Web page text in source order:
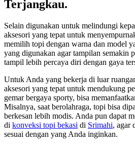
Terjangkau.
Selain digunakan untuk melindungi
aksesori yang tepat untuk
memilih topi dengan warna dan model
yang digunakan agar tampilan semakin
tampil lebih percaya diri dengan gaya
Untuk Anda yang bekerja di luar
aksesori yang tepat untuk mendukung
gemar bergaya sporty, bisa
Misalnya, saat berolahraga, topi bisa
berkesan lebih modis. Anda pun dapat
di konveksi topi bekasi di Srimahi, agar
sesuai dengan yang Anda inginkan.